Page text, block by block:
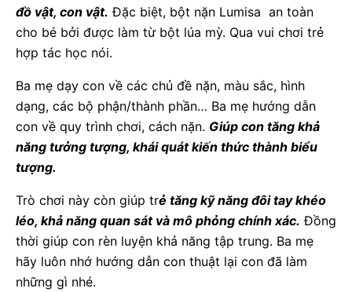
đồ vật, con vật. Đặc biệt, bột nặn Lumisa an toàn
cho bé bởi được làm từ bột lúa mỳ. Qua vui chơi trẻ
hợp tác học nói.
Ba mẹ dạy con về các chủ đề nặn, màu sắc, hình
dạng, các bộ phận/thành phần… Ba mẹ hướng dẫn
con về quy trình chơi, cách nặn. Giúp con tăng khả
năng tưởng tượng, khái quát kiến thức thành biểu
tượng.
Trò chơi này còn giúp trẻ tăng kỹ năng đôi tay khéo
léo, khả năng quan sát và mô phỏng chính xác. Đồng
thời giúp con rèn luyện khả năng tập trung. Ba mẹ
hãy luôn nhớ hướng dẫn con thuật lại con đã làm
những gì nhé.